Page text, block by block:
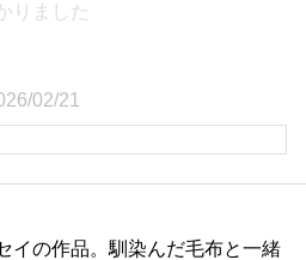
りました
02/21
イの作品。馴染んだ毛布と一緒